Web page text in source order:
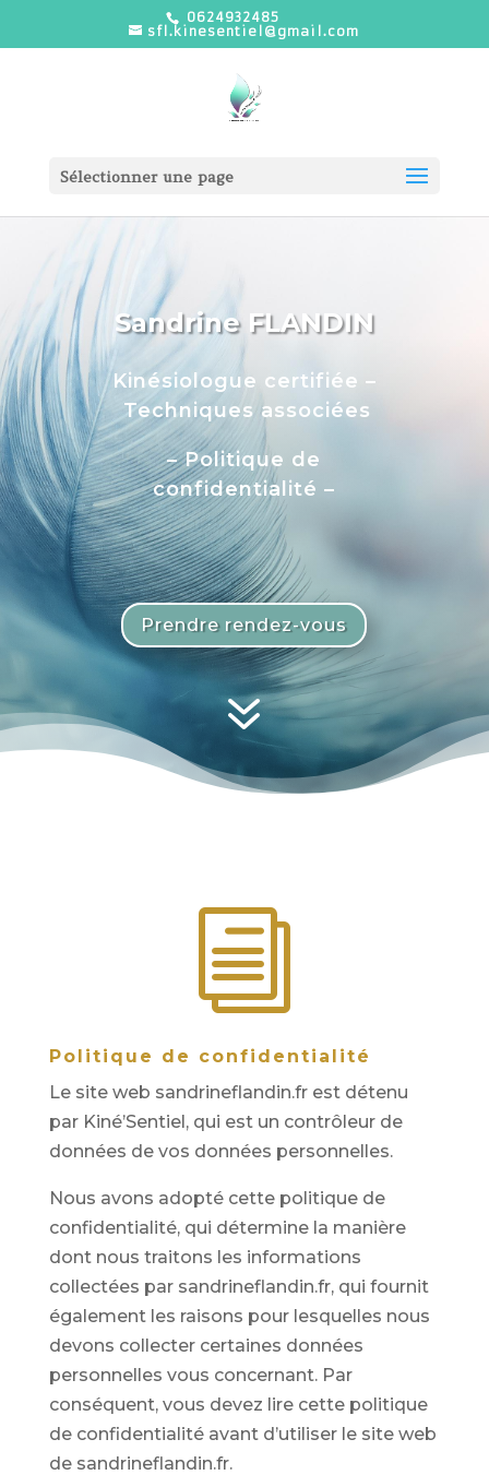
0624932485
sfl.kinesentiel@gmail.com
Sélectionner une page
Sandrine FLANDIN
Kinésiologue certifiée –
Techniques associées
– Politique de
confidentialité –
Prendre rendez-vous
7
i
Politique de confidentialité
Le site web sandrineflandin.fr est détenu
par Kiné’Sentiel, qui est un contrôleur de
données de vos données personnelles.
Nous avons adopté cette politique de
confidentialité, qui détermine la manière
dont nous traitons les informations
collectées par sandrineflandin.fr, qui fournit
également les raisons pour lesquelles nous
devons collecter certaines données
personnelles vous concernant. Par
conséquent, vous devez lire cette politique
de confidentialité avant d’utiliser le site web
de sandrineflandin.fr.